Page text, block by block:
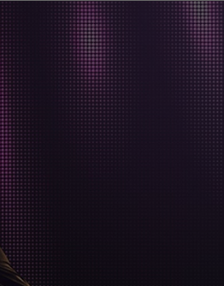
About us
Lorem ipsum dolor sit amet,
consectetuer adipiscing elit.
Aenean commodo ligula eget
dolor. Aenean massa. Cum
sociis natoque penatibus et
magnis dis parturient montes,
nascetur ridiculus mus. Donec
quam felis, ultricies nec.